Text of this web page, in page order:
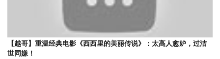
【越哥】重温经典电影《西西里的美丽传说》：太高人愈妒，过洁
世同嫌！